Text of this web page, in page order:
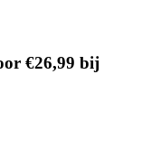
€26,99 bij